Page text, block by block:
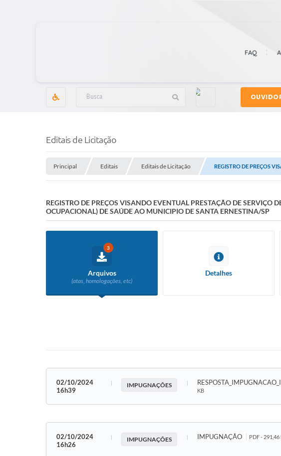
FAQ
Editais de Licitação
Principal Editais Editais de Licitação REGISTRO DE PREÇOS
REGISTRO DE PREÇOS VISANDO EVENTUAL PRESTAÇÃO DE
OCUPACIONAL) DE SAÚDE AO MUNICIPIO DE SANTA ERNESTINA/SP
3
Arquivos
(atas, homologações, etc)
Detalhes
02/10/2024
16h39
IMPUGNAÇÕES
KB
02/10/2024
16h26
IMPUGNAÇÕES IMPUGNAÇÃO PDF - 291,46